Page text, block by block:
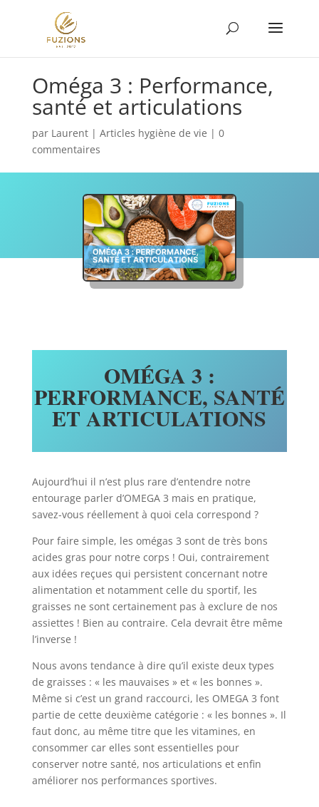
Oméga 3 : Performance,
santé et articulations
par Laurent| Articles hygiène de vie | 0
commentaires
OMÉGA 3 :
PERFORMANCE, SANTÉ
ET ARTICULATIONS
Aujourd’hui il n’est plus rare d’entendre notre
entourage parler d’OMEGA 3 mais en pratique,
savez-vous réellement à quoi cela correspond ?
Pour faire simple, les omégas 3 sont de très bons
acides gras pour notre corps ! Oui, contrairement
aux idées reçues qui persistent concernant notre
alimentation et notamment celle du sportif, les
graisses ne sont certainement pas à exclure de nos
assiettes ! Bien au contraire. Cela devrait être même
l’inverse !
Nous avons tendance à dire qu’il existe deux types
de graisses : « les mauvaises » et « les bonnes ».
Même si c’est un grand raccourci, les OMEGA 3 font
partie de cette deuxième catégorie : « les bonnes ». Il
faut donc, au même titre que les vitamines, en
consommer car elles sont essentielles pour
conserver notre santé, nos articulations et enfin
améliorer nos performances sportives.